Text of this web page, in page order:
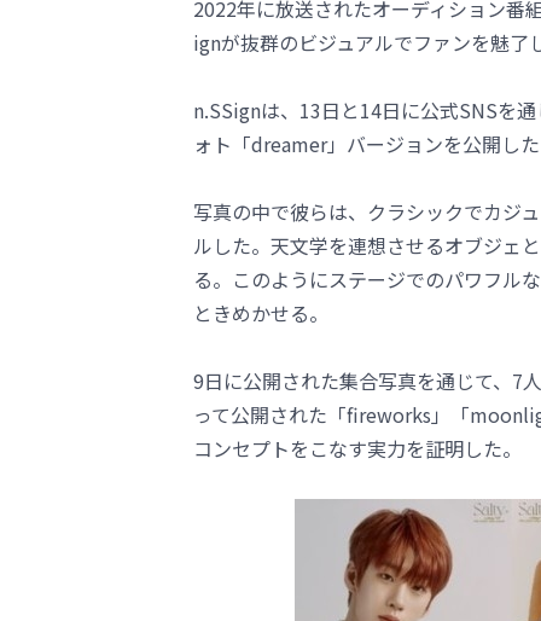
2022年に放送されたオーディション番
ignが抜群のビジュアルでファンを魅了
n.SSignは、13日と14日に公式SNSを
ォト「dreamer」バージョンを公開し
写真の中で彼らは、クラシックでカジ
ルした。天文学を連想させるオブジェ
る。このようにステージでのパワフル
ときめかせる。
9日に公開された集合写真を通じて、7
って公開された「fireworks」「
コンセプトをこなす実力を証明した。